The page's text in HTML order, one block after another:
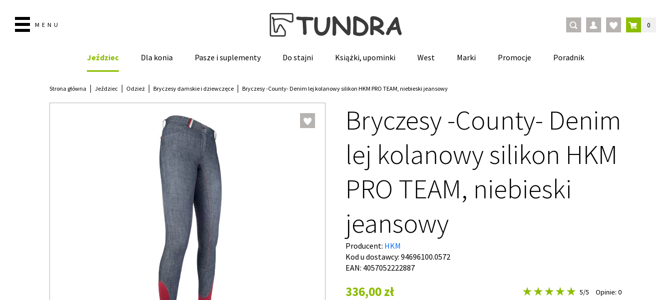
MENU 0
Jeździec Dla konia Pasze i suplementy Do stajni Książki, upominki West Marki Promocje Poradnik
Strona główna Jeździec Odzież Bryczesy damskie i dziewczęce Bryczesy -County- Denim lej kolanowy silikon HKM PRO TEAM, niebieski jeansowy
Bryczesy -County- Denim
lej kolanowy silikon HKM
PRO TEAM, niebieski
jeansowy
Producent: HKM
Kod u dostawcy: 94696100.0572
EAN: 4057052222887
336,00 zł 5/5 Opinie: 0